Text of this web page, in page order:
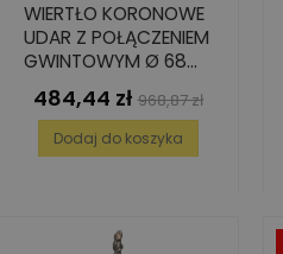
WIERTŁO KORONOWE
UDAR Z POŁĄCZENIEM
GWINTOWYM Ø 68
MM
Cena
484,44 zł Cena
podstawowa
968,87 zł
Dodaj do koszyka